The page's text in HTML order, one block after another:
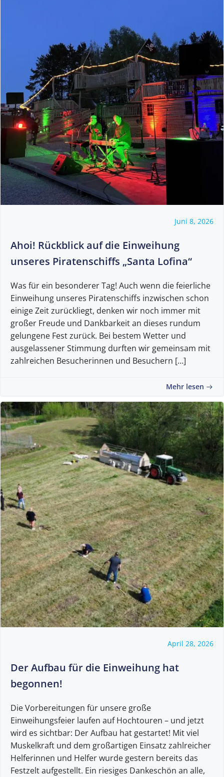
Juni 8, 2026
Ahoi! Rückblick auf die Einweihung
unseres Piratenschiffs „Santa Lofina“
Was für ein besonderer Tag! Auch wenn die feierliche
Einweihung unseres Piratenschiffs inzwischen schon
einige Zeit zurückliegt, denken wir noch immer mit
großer Freude und Dankbarkeit an dieses rundum
gelungene Fest zurück. Bei bestem Wetter und
ausgelassener Stimmung durften wir gemeinsam mit
zahlreichen Besucherinnen und Besuchern […]
Mehr lesen
April 28, 2026
Der Aufbau für die Einweihung hat
begonnen!
Die Vorbereitungen für unsere große
Einweihungsfeier laufen auf Hochtouren – und jetzt
wird es sichtbar: Der Aufbau hat gestartet! Mit viel
Muskelkraft und dem großartigen Einsatz zahlreicher
Helferinnen und Helfer wurde gestern bereits das
Festzelt aufgestellt. Ein riesiges Dankeschön an alle,